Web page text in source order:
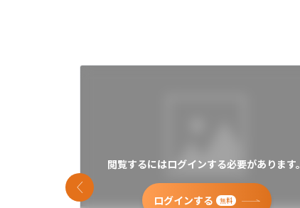
閲覧するにはログインする必要があります。
ログインする 無料
前のスライド